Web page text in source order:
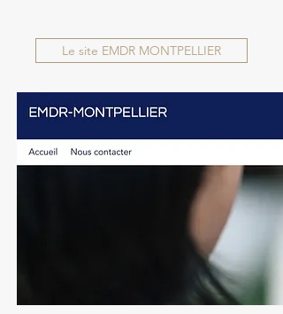
Le site EMDR MONTPELLIER